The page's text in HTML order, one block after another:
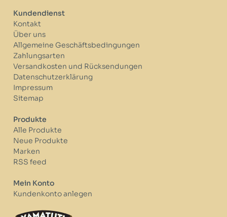
Kundendienst
Kontakt
Über uns
Allgemeine Geschäftsbedingungen
Zahlungsarten
Versandkosten und Rücksendungen
Datenschutzerklärung
Impressum
Sitemap
Produkte
Alle Produkte
Neue Produkte
Marken
RSS feed
Mein Konto
Kundenkonto anlegen